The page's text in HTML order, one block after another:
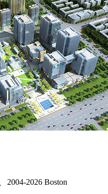
2004-2026 Boston